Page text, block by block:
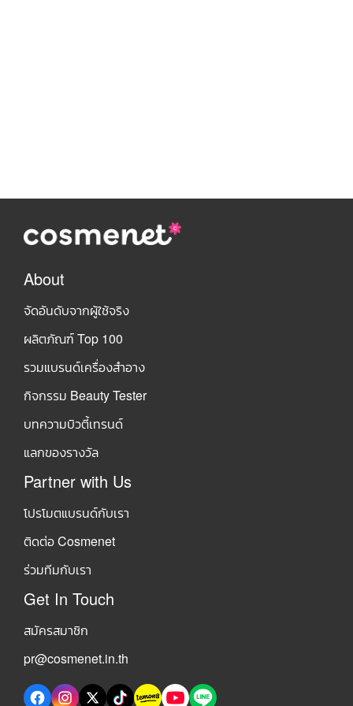
About
จัดอันดับจากผู้ใช้จริง
ผลิตภัณฑ์ Top 100
รวมแบรนด์เครื่องสำอาง
กิจกรรม Beauty Tester
บทความบิวตี้เทรนด์
แลกของรางวัล
Partner with Us
โปรโมตแบรนด์กับเรา
ติดต่อ Cosmenet
ร่วมทีมกับเรา
Get In Touch
สมัครสมาชิก
pr@cosmenet.in.th